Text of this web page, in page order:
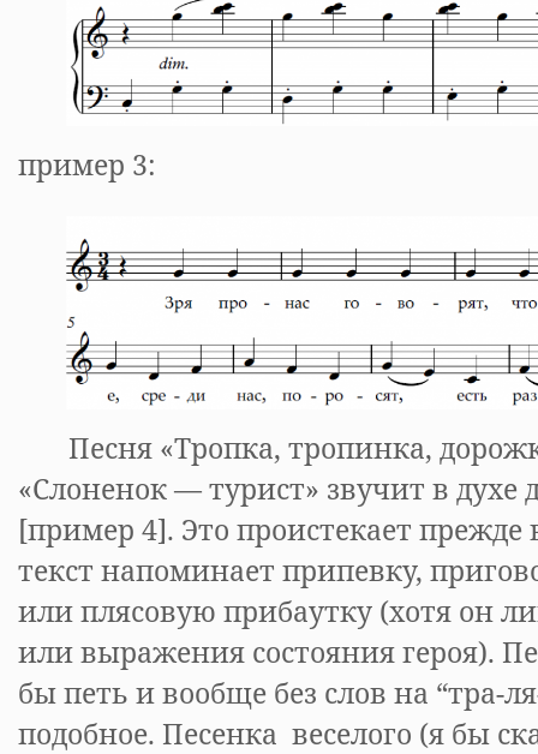
пример 3:
Песня «Тропка, тропинка,
«Слоненок — турист» звучит в духе
[пример 4]. Это проистекает прежде
текст напоминает припевку,
или плясовую прибаутку (хотя он
или выражения состояния героя).
бы петь и вообще без слов на “тра-
подобное. Песенка веселого (я бы